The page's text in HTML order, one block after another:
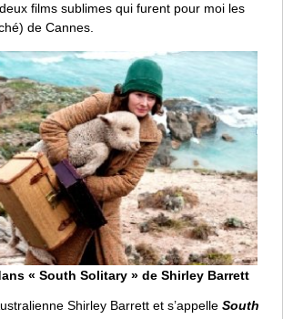
films sublimes qui furent pour moi les
de Cannes.
« South Solitary » de Shirley Barrett
Shirley Barrett et s’appelle South